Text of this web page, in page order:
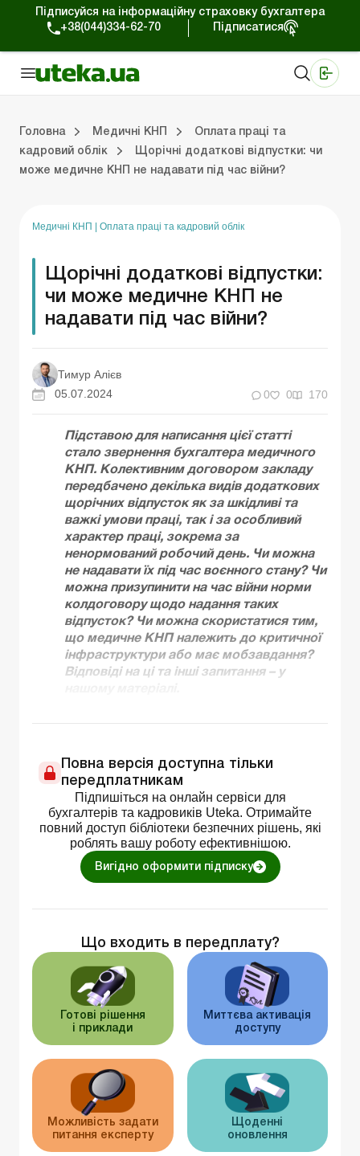
Підписуйся на інформаційну страховку бухгалтера
+38(044)334-62-70
Підписатися
Головна Медичні КНП
Оплата праці та
кадровий облік
Щорічні додаткові відпустки: чи
може медичне КНП не надавати під час війни?
Медичні КНП Оплата праці та кадровий облік
Щорічні додаткові відпустки:
чи може медичне КНП не
надавати під час війни?
Тимур Алієв
05.07.2024
0 0 170
Підставою для написання цієї статті
стало звернення бухгалтера медичного
КНП. Колективним договором закладу
передбачено декілька видів додаткових
щорічних відпусток як за шкідливі та
важкі умови праці, так і за особливий
характер праці, зокрема за
ненормований робочий день. Чи можна
не надавати їх під час воєнного стану? Чи
можна призупинити на час війни норми
колдоговору щодо надання таких
відпусток? Чи можна скористатися тим,
що медичне КНП належить до критичної
інфраструктури або має мобзавдання?
Відповіді на ці та інші запитання – у
Повна версія доступна тільки
передплатникам
Підпишіться на онлайн сервіси для
бухгалтерів та кадровиків Uteka. Отримайте
повний доступ бібліотеки безпечних рішень, які
роблять вашу роботу ефективнішою.
Вигідно оформити підписку
Що входить в передплату?
Готові рішення
і приклади
Миттєва активація
доступу
Можливість задати
питання експерту
Щоденні
оновлення